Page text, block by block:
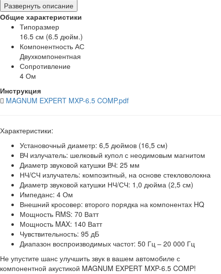
Развернуть описание
Общие характеристики
Типоразмер
16.5 см (6.5 дюйм.)
Компонентность АС
Двухкомпонентная
Сопротивление
4 Ом
Инструкция
MAGNUM EXPERT MXP-6.5 COMP.pdf
Характеристики:
Установочный диаметр: 6,5 дюймов (16,5 см)
ВЧ излучатель: шелковый купол с неодимовым магнитом
Диаметр звуковой катушки ВЧ: 25 мм
НЧ/СЧ излучатель: композитный, на основе стекловолокна
Диаметр звуковой катушки НЧ/СЧ: 1,0 дюйма (2,5 см)
Импеданс: 4 Ом
Внешний кросовер: второго порядка на компонентах HQ
Мощность RMS: 70 Ватт
Мощность MAX: 140 Ватт
Чувствительность: 95 дБ
Диапазон воспроизводимых частот: 50 Гц – 20 000 Гц
Не упустите шанс улучшить звук в вашем автомобиле с
компонентной акустикой MAGNUM EXPERT MXP-6.5 COMP!